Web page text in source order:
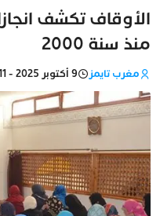
الأوقاف تكشف
منذ سنة 2000
مغرب تايمز 9 أكتوبر 2025 - 11:11